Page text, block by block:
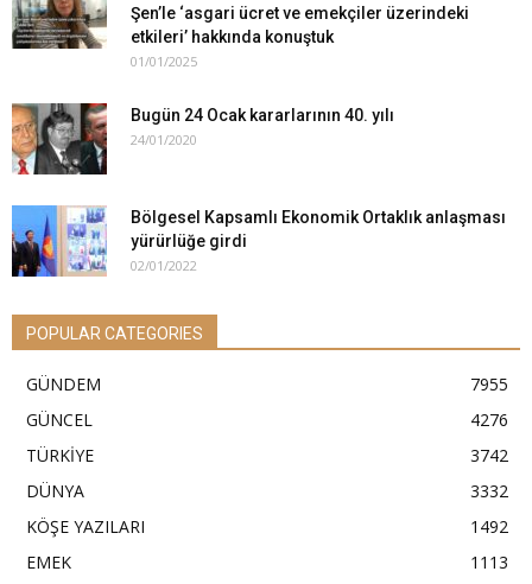
Şen’le ‘asgari ücret ve emekçiler üzerindeki
etkileri’ hakkında konuştuk
01/01/2025
Bugün 24 Ocak kararlarının 40. yılı
24/01/2020
Bölgesel Kapsamlı Ekonomik Ortaklık anlaşması
yürürlüğe girdi
02/01/2022
POPULAR CATEGORIES
GÜNDEM
7955
GÜNCEL
4276
TÜRKİYE
3742
DÜNYA
3332
KÖŞE YAZILARI
1492
EMEK
1113